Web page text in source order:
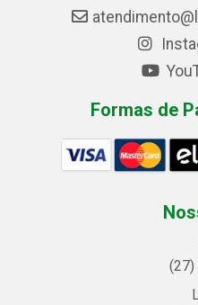
Formas de
(27)